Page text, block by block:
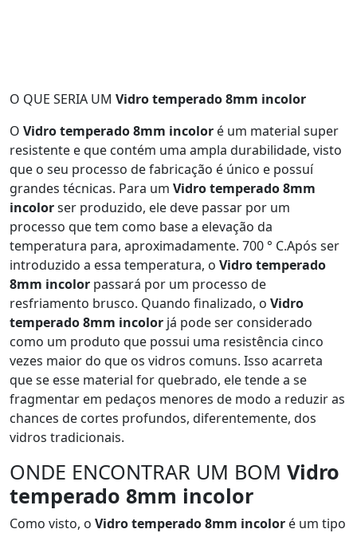
O QUE SERIA UM Vidro temperado 8mm incolor
O Vidro temperado 8mm incolor é um material super
resistente e que contém uma ampla durabilidade, visto
que o seu processo de fabricação é único e possuí
grandes técnicas. Para um Vidro temperado 8mm
incolorser produzido, ele deve passar por um
processo que tem como base a elevação da
temperatura para, aproximadamente. 700 ° C.Após ser
introduzido a essa temperatura, o Vidro temperado
8mm incolor passará por um processo de
resfriamento brusco. Quando finalizado, o Vidro
temperado 8mm incolor já pode ser considerado
como um produto que possui uma resistência cinco
vezes maior do que os vidros comuns. Isso acarreta
que se esse material for quebrado, ele tende a se
fragmentar em pedaços menores de modo a reduzir as
chances de cortes profundos, diferentemente, dos
vidros tradicionais.
ONDE ENCONTRAR UM BOM Vidro
temperado 8mm incolor
Como visto, o Vidro temperado 8mm incolor é um tipo